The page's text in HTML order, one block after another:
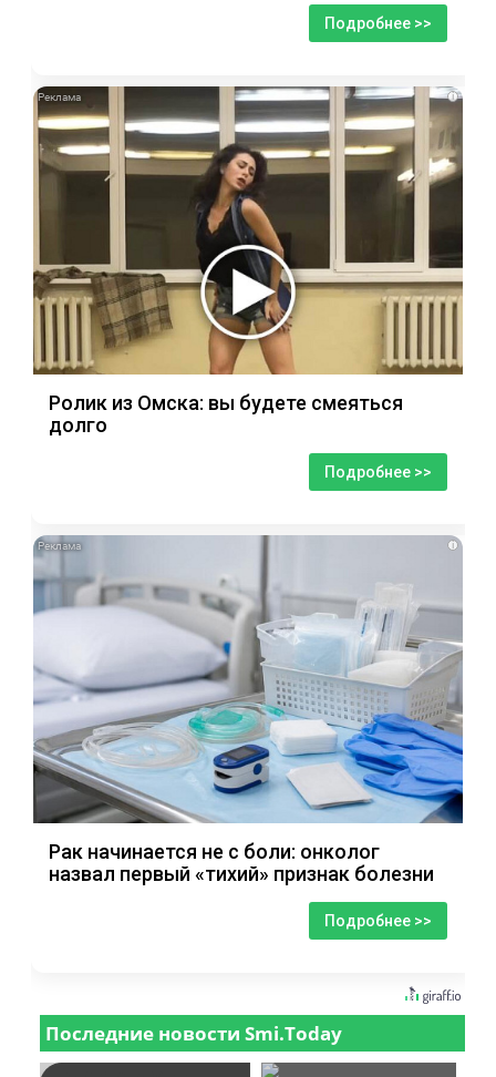
Подробнее >>
i
Ролик из Омска: вы будете смеяться
долго
Подробнее >>
i
Рак начинается не с боли: онколог
назвал первый «тихий» признак болезни
Подробнее >>